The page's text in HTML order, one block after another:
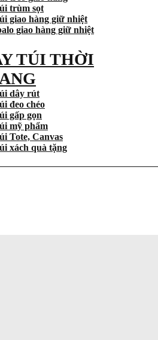
trùm sọt
giao hàng giữ nhiệt
giao hàng giữ nhiệt
TÚI THỜI
dây rút
đeo chéo
gấp gọn
mỹ phẩm
Tote, Canvas
xách quà tặng